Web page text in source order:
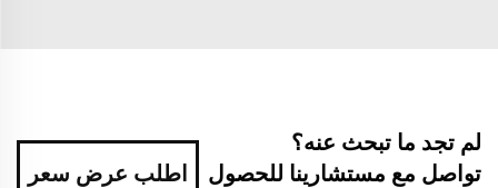
لم تجد ما تبحث عنه؟
تواصل مع مستشارينا للحصول
اطلب عرض سعر